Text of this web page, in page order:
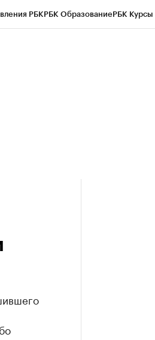
РБКРБК ОбразованиеРБК Курсы